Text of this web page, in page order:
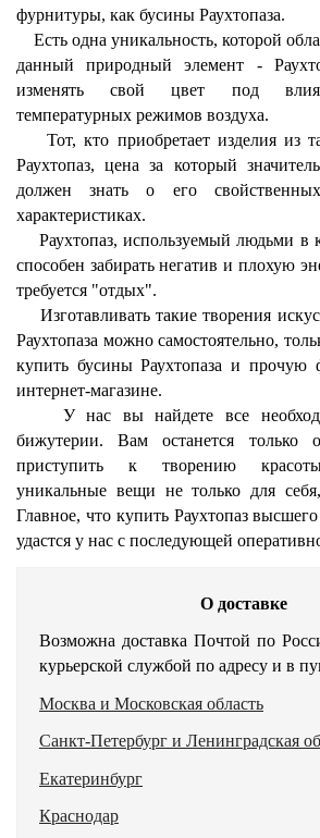
фурнитуры, как бусины Раухтопаза.
Есть одна уникальность, которой
данный природный элемент -
изменять свой цвет под
температурных режимов воздуха.
Тот, кто приобретает изделия из
Раухтопаз, цена за который
должен знать о его
характеристиках.
Раухтопаз, используемый людьми в
способен забирать негатив и плохую
требуется "отдых".
Изготавливать такие творения
Раухтопаза можно самостоятельно,
купить бусины Раухтопаза и прочую
интернет-магазине.
У нас вы найдете все
бижутерии. Вам останется только
приступить к творению
уникальные вещи не только для
Главное, что купить Раухтопаз высшего
удастся у нас с последующей
О доставке
Возможна доставка Почтой по
курьерской службой по адресу и в
Москва и Московская область
Санкт-Петербург и Ленинградская
Екатеринбург
Краснодар